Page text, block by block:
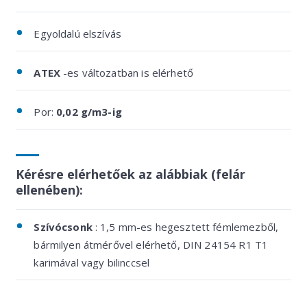
Egyoldalú elszívás
ATEX -es változatban is elérhető
Por: 0,02 g/m3-ig
Kérésre elérhetőek az alábbiak (felár
ellenében):
Szívócsonk : 1,5 mm-es hegesztett fémlemezből,
bármilyen átmérővel elérhető, DIN 24154 R1 T1
karimával vagy bilinccsel